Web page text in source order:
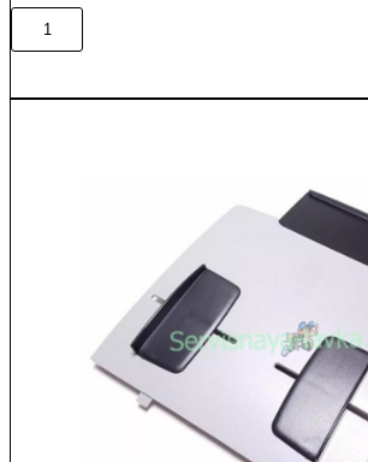
Количество
товара
000CN